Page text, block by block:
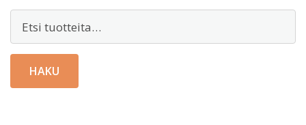
HAKU